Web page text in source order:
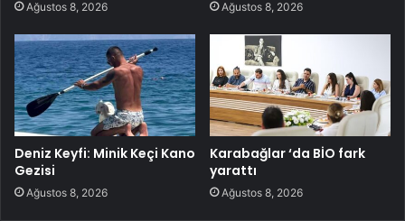
Ağustos 8, 2026 Ağustos 8, 2026
Deniz Keyfi: Minik Keçi Kano
Gezisi
Ağustos 8, 2026
Karabağlar ‘da BİO fark
yarattı
Ağustos 8, 2026